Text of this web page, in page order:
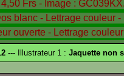
--- Illustrateur 1 : Jaquette non